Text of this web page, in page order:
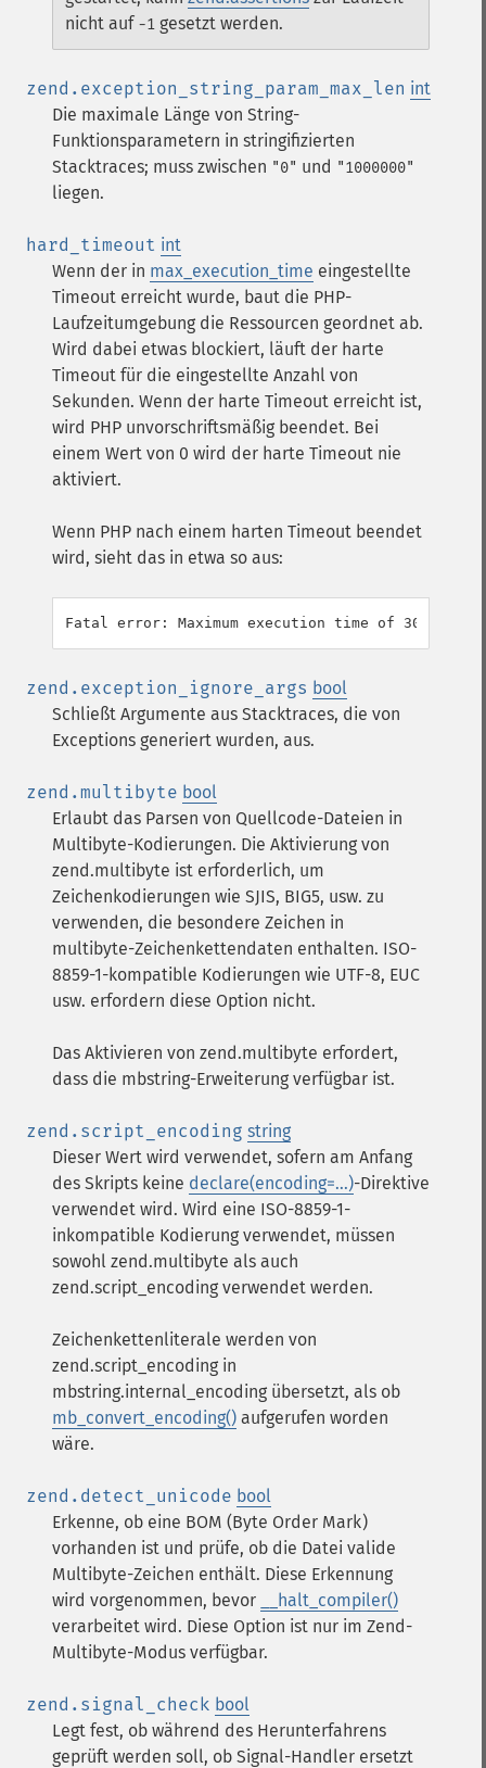
nicht auf -1 gesetzt werden.
zend.exception_string_param_max_len int
Die maximale Länge von String-
Funktionsparametern in stringifizierten
Stacktraces; muss zwischen "0" und "1000000"
liegen.
hard_timeout int
Wenn der in max_execution_time eingestellte
Timeout erreicht wurde, baut die PHP-
Laufzeitumgebung die Ressourcen geordnet ab.
Wird dabei etwas blockiert, läuft der harte
Timeout für die eingestellte Anzahl von
Sekunden. Wenn der harte Timeout erreicht ist,
wird PHP unvorschriftsmäßig beendet. Bei
einem Wert von 0 wird der harte Timeout nie
aktiviert.
Wenn PHP nach einem harten Timeout beendet
wird, sieht das in etwa so aus:
zend.exception_ignore_args bool
Schließt Argumente aus Stacktraces, die von
Exceptions generiert wurden, aus.
zend.multibyte bool
Erlaubt das Parsen von Quellcode-Dateien in
Multibyte-Kodierungen. Die Aktivierung von
zend.multibyte ist erforderlich, um
Zeichenkodierungen wie SJIS, BIG5, usw. zu
verwenden, die besondere Zeichen in
multibyte-Zeichenkettendaten enthalten. ISO-
8859-1-kompatible Kodierungen wie UTF-8, EUC
usw. erfordern diese Option nicht.
Das Aktivieren von zend.multibyte erfordert,
dass die mbstring-Erweiterung verfügbar ist.
zend.script_encoding string
Dieser Wert wird verwendet, sofern am Anfang
des Skripts keine declare(encoding=...)-Direktive
verwendet wird. Wird eine ISO-8859-1-
inkompatible Kodierung verwendet, müssen
sowohl zend.multibyte als auch
zend.script_encoding verwendet werden.
Zeichenkettenliterale werden von
zend.script_encoding in
mbstring.internal_encoding übersetzt, als ob
mb_convert_encoding() aufgerufen worden
wäre.
zend.detect_unicode bool
Erkenne, ob eine BOM (Byte Order Mark)
vorhanden ist und prüfe, ob die Datei valide
Multibyte-Zeichen enthält. Diese Erkennung
wird vorgenommen, bevor
__halt_compiler()
verarbeitet wird. Diese Option ist nur im Zend-
Multibyte-Modus verfügbar.
zend.signal_check bool
Legt fest, ob während des Herunterfahrens
geprüft werden soll, ob Signal-Handler ersetzt